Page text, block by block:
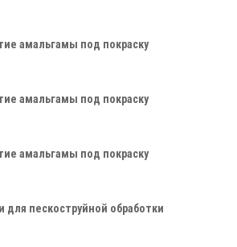
амальгамы под покраску
амальгамы под покраску
амальгамы под покраску
для пескоструйной обработки